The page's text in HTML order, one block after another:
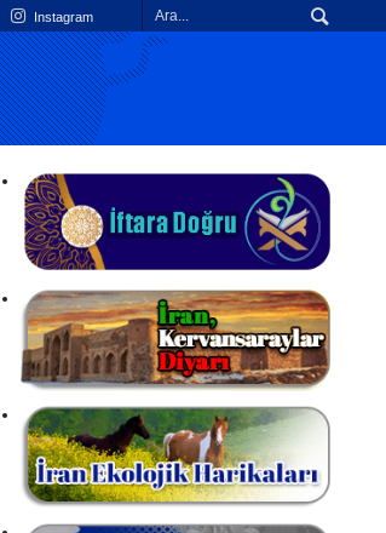
Instagram